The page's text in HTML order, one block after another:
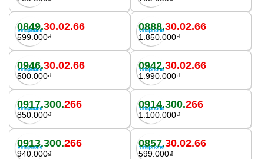
0849.30.02.66
599.000₫
0888.30.02.66
1.850.000₫
0946.30.02.66
500.000₫
0942.30.02.66
1.990.000₫
0917.300.266
850.000₫
0914.300.266
1.100.000₫
0913.300.266
940.000₫
0857.30.02.66
599.000₫